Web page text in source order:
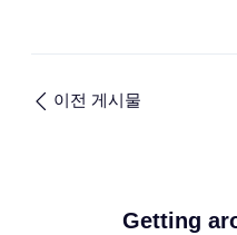
이전 게시물
Getting